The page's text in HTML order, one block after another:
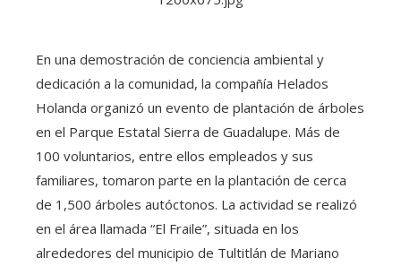
En una demostración de conciencia ambiental y
dedicación a la comunidad, la compañía Helados
Holanda organizó un evento de plantación de árboles
en el Parque Estatal Sierra de Guadalupe. Más de
100 voluntarios, entre ellos empleados y sus
familiares, tomaron parte en la plantación de cerca
de 1,500 árboles autóctonos. La actividad se realizó
en el área llamada “El Fraile”, situada en los
alrededores del municipio de Tultitlán de Mariano